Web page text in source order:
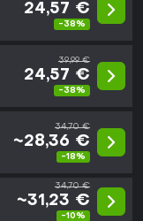
24,57 €
-38%
39,99 €
24,57 €
-38%
34,70 €
~28,36 €
-18%
34,70 €
~31,23 €
-10%